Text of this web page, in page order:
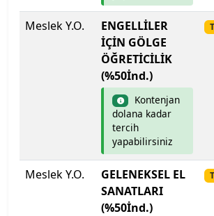
Yıldız Teknik Üniversitesi
Yozgat Bozok Üniversitesi
Yüksek İhtisas Üniversitesi
Zonguldak Bülent Ecevit
Meslek Y.O.
ENGELLİLER
İÇİN GÖLGE
ÖĞRETİCİLİK
(%50İnd.)
Kontenjan
dolana kadar
tercih
yapabilirsiniz
Meslek Y.O.
GELENEKSEL EL
SANATLARI
(%50İnd.)